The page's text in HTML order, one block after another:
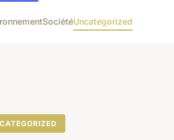
SociétéUncategorized